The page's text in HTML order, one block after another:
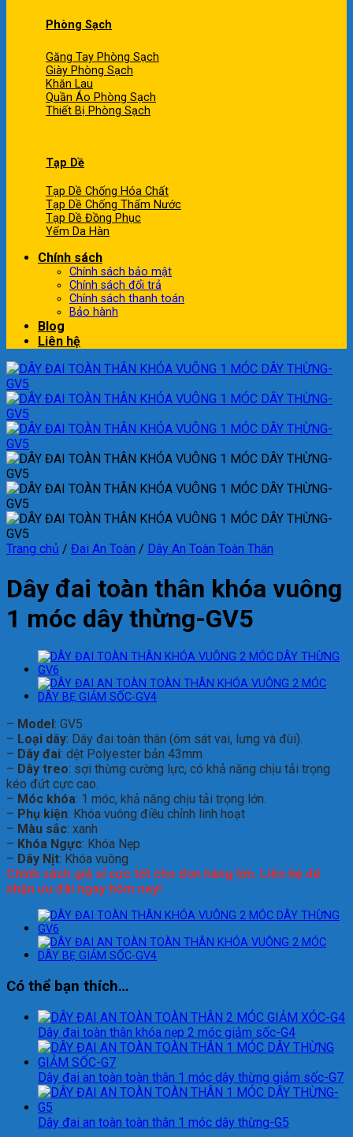
Phòng Sạch
Găng Tay Phòng Sạch
Giày Phòng Sạch
Khăn Lau
Quần Áo Phòng Sạch
Thiết Bị Phòng Sạch
Tạp Dề
Tạp Dề Chống Hóa Chất
Tạp Dề Chống Thấm Nước
Tạp Dề Đồng Phục
Yếm Da Hàn
Chính sách
Chính sách bảo mật
Chính sách đổi trả
Chính sách thanh toán
Bảo hành
Blog
Liên hệ
Trang chủ / Đai An Toàn / Dây An Toàn Toàn Thân
Dây đai toàn thân khóa vuông
1 móc dây thừng-GV5
– Model: GV5
– Loại dây: Dây đai toàn thân (ôm sát vai, lưng và đùi).
– Dây đai: dệt Polyester bản 43mm
– Dây treo: sợi thừng cường lực, có khả năng chịu tải trọng
kéo đứt cực cao.
– Móc khóa: 1 móc, khả năng chịu tải trọng lớn.
– Phụ kiện: Khóa vuông điều chỉnh linh hoạt
– Màu sắc: xanh
– Khóa Ngực: Khóa Nẹp
– Dây Nịt: Khóa vuông
Chính sách giá sỉ cực tốt cho đơn hàng lớn. Liên hệ để
nhận ưu đãi ngay hôm nay!
Có thể bạn thích…
Dây đai toàn thân khóa nẹp 2 móc giảm sốc-G4
Dây đai an toàn toàn thân 1 móc dây thừng giảm sốc-G7
Dây đai an toàn toàn thân 1 móc dây thừng-G5